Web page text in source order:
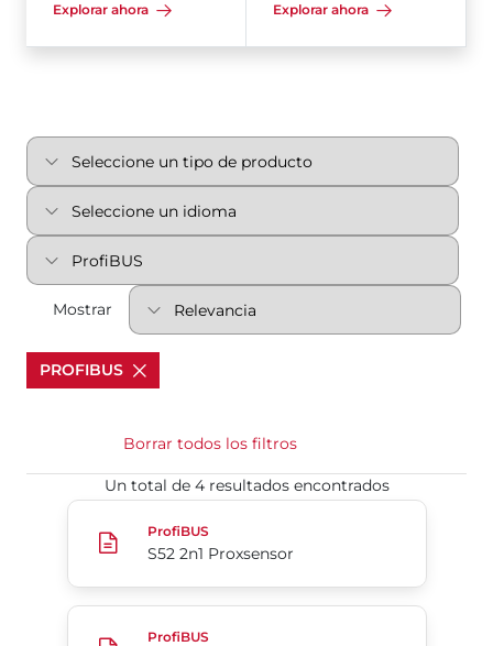
Explorar ahora Explorar ahora
Mostrar
PROFIBUS
Borrar todos los filtros
Un total de 4 resultados encontrados
S52 2n1 Proxsensor
ProfiBUS
S52 2n1 Proxsensor
Serie 6A
ProfiBUS